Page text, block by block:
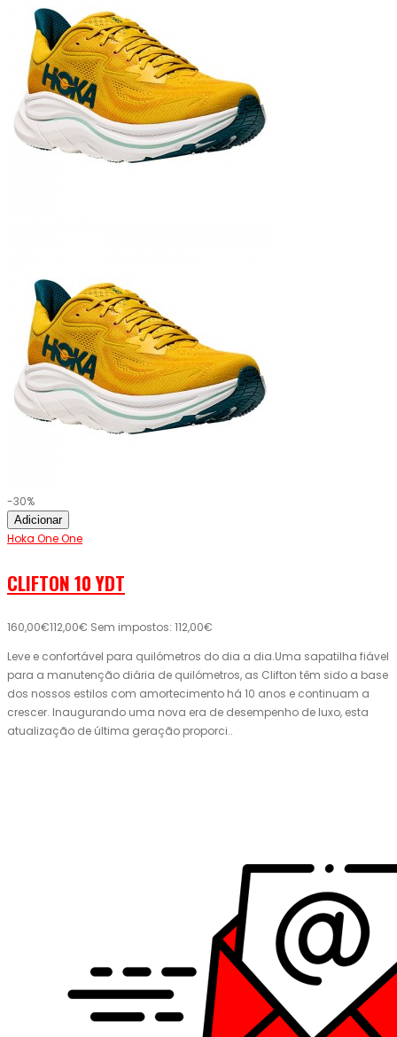
-30%
Adicionar
Hoka One One
CLIFTON 10 YDT
160,00€112,00€ Sem impostos: 112,00€
Leve e confortável para quilómetros do dia a dia.Uma sapatilha fiável
para a manutenção diária de quilómetros, as Clifton têm sido a base
dos nossos estilos com amortecimento há 10 anos e continuam a
crescer. Inaugurando uma nova era de desempenho de luxo, esta
atualização de última geração proporci..